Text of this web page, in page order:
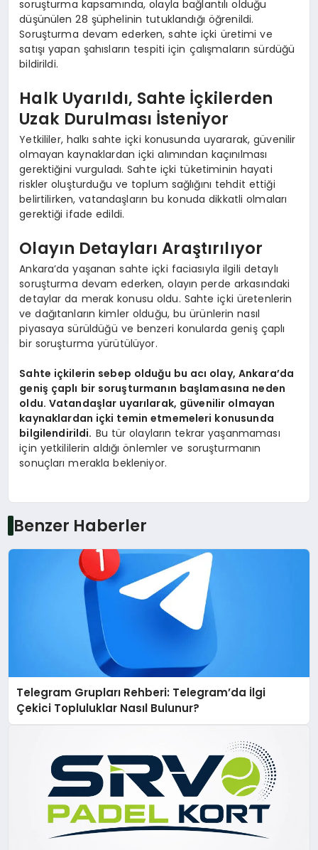
soruşturma kapsamında, olayla bağlantılı olduğu
düşünülen 28 şüphelinin tutuklandığı öğrenildi.
Soruşturma devam ederken, sahte içki üretimi ve
satışı yapan şahısların tespiti için çalışmaların sürdüğü
bildirildi.
Halk Uyarıldı, Sahte İçkilerden
Uzak Durulması İsteniyor
Yetkililer, halkı sahte içki konusunda uyararak, güvenilir
olmayan kaynaklardan içki alımından kaçınılması
gerektiğini vurguladı. Sahte içki tüketiminin hayati
riskler oluşturduğu ve toplum sağlığını tehdit ettiği
belirtilirken, vatandaşların bu konuda dikkatli olmaları
gerektiği ifade edildi.
Olayın Detayları Araştırılıyor
Ankara’da yaşanan sahte içki faciasıyla ilgili detaylı
soruşturma devam ederken, olayın perde arkasındaki
detaylar da merak konusu oldu. Sahte içki üretenlerin
ve dağıtanların kimler olduğu, bu ürünlerin nasıl
piyasaya sürüldüğü ve benzeri konularda geniş çaplı
bir soruşturma yürütülüyor.
Sahte içkilerin sebep olduğu bu acı olay, Ankara’da
geniş çaplı bir soruşturmanın başlamasına neden
oldu. Vatandaşlar uyarılarak, güvenilir olmayan
kaynaklardan içki temin etmemeleri konusunda
bilgilendirildi. Bu tür olayların tekrar yaşanmaması
için yetkililerin aldığı önlemler ve soruşturmanın
sonuçları merakla bekleniyor.
Benzer Haberler
Telegram Grupları Rehberi: Telegram’da İlgi
Çekici Topluluklar Nasıl Bulunur?